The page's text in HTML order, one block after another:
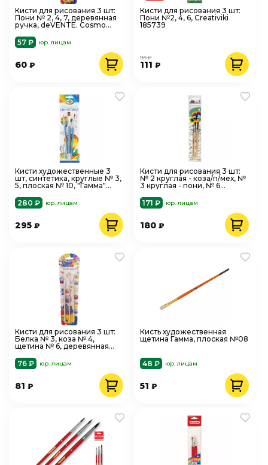
Кисти для рисования 3 шт:
Пони № 2, 4, 7, деревянная
ручка, deVENTE. Cosmo
57 ₽
юр. лицам
60 ₽
Кисти для рисования 3 шт:
Пони №2, 4, 6, Creativiki
185739
111₽
118 ₽
Кисти художественные 3
шт, синтетика, круглые № 3,
5, плоская № 10, "Гамма"
280 ₽
юр. лицам
295 ₽
Кисти для рисования 3 шт:
№ 2 круглая - коза/п/мех, №
3 круглая - пони, № 6
171 ₽
юр. лицам
180₽
Кисти для рисования 3 шт:
Белка № 3, коза № 4,
щетина № 6, деревянная
8072311
76 ₽ юр. лицам
81 ₽
Кисть художественная
щетина Гамма, плоская №08
48 ₽ юр. лицам
51₽